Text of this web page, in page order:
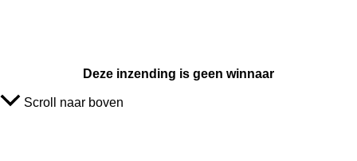
Deze inzending is geen winnaar
Scroll naar boven